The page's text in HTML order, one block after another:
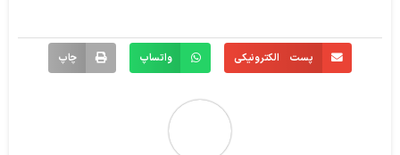
پست الکترونیکی واتساپ چاپ